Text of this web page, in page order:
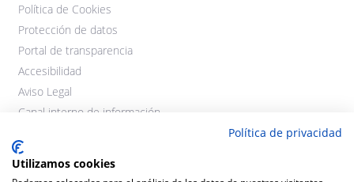
Política de Cookies
Protección de datos
Portal de transparencia
Accesibilidad
Aviso Legal
Canal interno de información
Política de privacidad
Utilizamos cookies